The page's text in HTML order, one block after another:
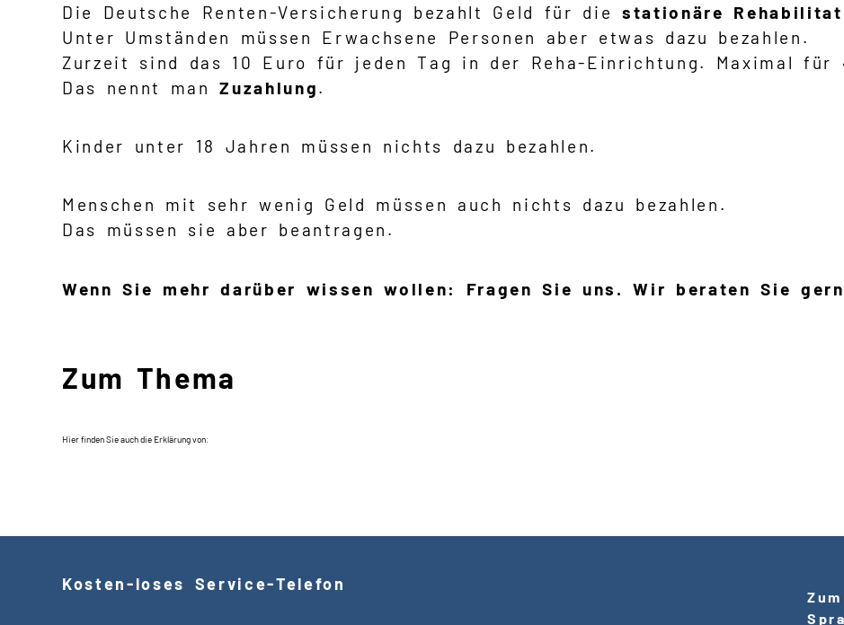
Die Deutsche Renten-Versicherung bezahlt Geld für die stationäre
Unter Umständen müssen Erwachsene Personen aber etwas dazu bezahlen.
Zurzeit sind das 10 Euro für jeden Tag in der Reha-Einrichtung. Maximal für
Das nennt manZuzahlung.
Kinder unter 18 Jahren müssen nichts dazu bezahlen.
Menschen mit sehr wenig Geld müssen auch nichts dazu bezahlen.
Das müssen sie aber beantragen.
Wenn Sie mehr darüber wissen wollen: Fragen Sie uns. Wir beraten Sie
Zum Thema
Hier finden Sie auch die Erklärung von:
Kosten-loses Service-Telefon